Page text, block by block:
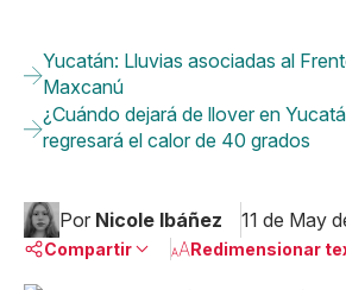
Yucatán: Lluvias asociadas al
Maxcanú
¿Cuándo dejará de llover en
regresará el calor de 40 grados
Por Nicole Ibáñez 11 de May
Compartir Redimensionar